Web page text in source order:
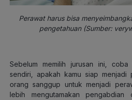
Perawat harus bisa
pengetahuan (Sumber:
Sebelum memilih jurusan ini,
sendiri, apakah kamu siap menjadi
orang sanggup untuk menjadi
lebih mengutamakan pengabdian